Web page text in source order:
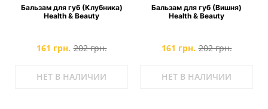
Бальзам для губ (Клубника)
Health & Beauty
161 грн. 202 грн.
НЕТ В НАЛИЧИИ
Бальзам для губ (Вишня)
Health & Beauty
161 грн. 202 грн.
НЕТ В НАЛИЧИИ